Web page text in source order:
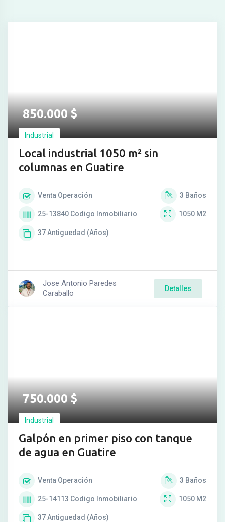
850.000$
Industrial
Local industrial 1050 m² sin
columnas en Guatire
Venta Operación 3 Baños
25-13840 Codigo Inmobiliario 1050 M2
37Antiguedad (Años)
Jose Antonio Paredes
Caraballo
Detalles
750.000$
Industrial
Galpón en primer piso con tanque
de agua en Guatire
Venta Operación 3 Baños
25-14113 Codigo Inmobiliario 1050 M2
37Antiguedad (Años)